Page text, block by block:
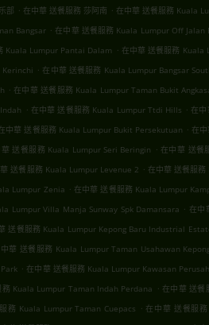
部 . 在中華 送餐服務 莎阿南 . 在中華 送餐服務 Kuala
Bangsar . 在中華 送餐服務 Kuala Lumpur Off Jalan
Kuala Lumpur Pantai Dalam . 在中華 送餐服務
Kerinchi . 在中華 送餐服務 Kuala Lumpur Bangsar
. 在中華 送餐服務 Kuala Lumpur Taman Bukit
. 在中華 送餐服務 Kuala Lumpur Ttdi Hills . 在
中華 送餐服務 Kuala Lumpur Bukit Persekutuan . 在
華 送餐服務 Kuala Lumpur Seri Beringin . 在中華 送餐
送餐服務 Kuala Lumpur Levenue 2 . 在中華 送餐服
Lumpur Zenia . 在中華 送餐服務 Kuala Lumpur
Lumpur Villa Manja Sunway Spk Damansara . 在中
送餐服務 Kuala Lumpur Kepong Baru Industrial
華 送餐服務 Kuala Lumpur Taman Usahawan
. 在中華 送餐服務 Kuala Lumpur Kawasan
務 Kuala Lumpur Taman Indah Perdana . 在中華 送
務 Kuala Lumpur Taman Cuepacs . 在中華 送餐服